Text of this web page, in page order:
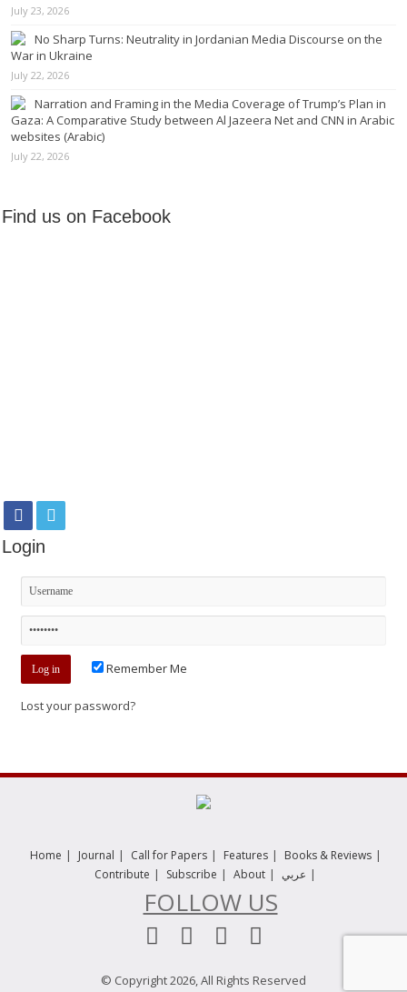
July 23, 2026
No Sharp Turns: Neutrality in Jordanian Media Discourse on the
War in Ukraine
July 22, 2026
Narration and Framing in the Media Coverage of Trump’s Plan in
Gaza: A Comparative Study between Al Jazeera Net and CNN in Arabic
websites (Arabic)
July 22, 2026
Find us on Facebook
Login
Remember Me
Lost your password?
Home | Journal | Call for Papers | Features | Books & Reviews |
Contribute | Subscribe | About | عربي |
FOLLOW US
© Copyright 2026, All Rights Reserved